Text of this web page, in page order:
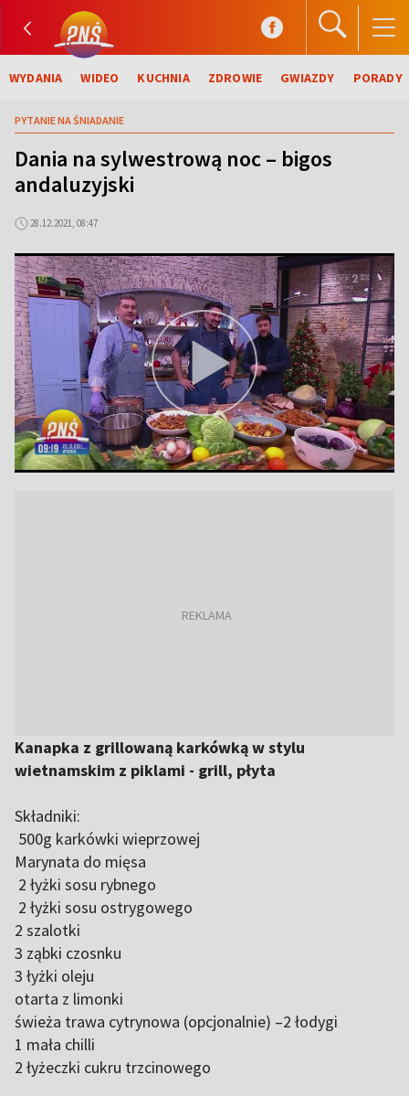
WYDANIA WIDEO KUCHNIA ZDROWIE GWIAZDY PORADY
PYTANIE NA ŚNIADANIE
Dania na sylwestrową noc – bigos
andaluzyjski
28.12.2021, 08:47
Kanapka z grillowaną karkówką w stylu
wietnamskim z piklami - grill, płyta
Składniki:
500g karkówki wieprzowej
Marynata do mięsa
2 łyżki sosu rybnego
2 łyżki sosu ostrygowego
2 szalotki
3 ząbki czosnku
3 łyżki oleju
otarta z limonki
świeża trawa cytrynowa (opcjonalnie) –2 łodygi
1 mała chilli
2 łyżeczki cukru trzcinowego